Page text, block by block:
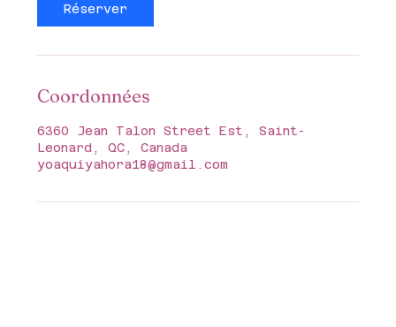
Réserver
Coordonnées
6360 Jean Talon Street Est, Saint-
Leonard, QC, Canada
yoaquiyahora18@gmail.com